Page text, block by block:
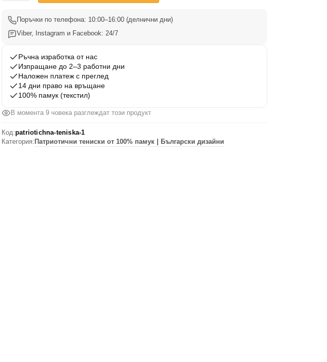
Патриотична
Тениска
Поръчки по телефона: 10:00–16:00 (делнични дни)
Viber, Instagram и Facebook: 24/7
Ръчна изработка от нас
Изпращане до 2–3 работни дни
Наложен платеж с преглед
14 дни право на връщане
100% памук (текстил)
В момента 9 човека разглеждат този продукт
Код:patriotichna-teniska-1
Категория: Патриотични тениски от 100% памук | Български дизайни